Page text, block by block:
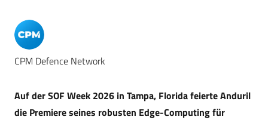
CPM Defence Network
Auf der SOF Week 2026 in Tampa, Florida feierte Anduril
die Premiere seines robusten Edge-Computing für